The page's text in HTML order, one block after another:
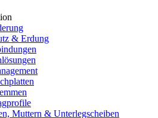
& Erdung
Muttern & Unterlegscheiben